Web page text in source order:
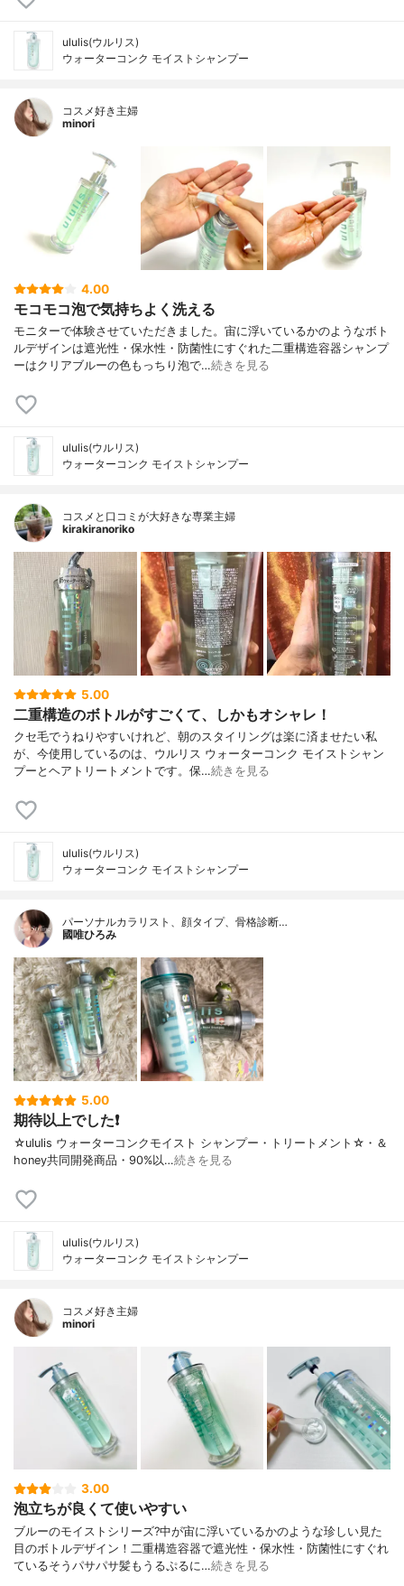
ululis(ウルリス)
ウォーターコンク モイストシャンプー
コスメ好き主婦
minori
4.00
モコモコ泡で気持ちよく洗える
モニターで体験させていただきました。宙に浮いているかのようなボト
ルデザインは遮光性・保水性・防菌性にすぐれた二重構造容器シャンプ
ーはクリアブルーの色もっちり泡で…続きを見る
ululis(ウルリス)
ウォーターコンク モイストシャンプー
コスメと口コミが大好きな専業主婦
kirakiranoriko
5.00
二重構造のボトルがすごくて、しかもオシャレ！
クセ毛でうねりやすいけれど、朝のスタイリングは楽に済ませたい私
が、今使用しているのは、ウルリス ウォーターコンク モイストシャン
プーとヘアトリートメントです。保…続きを見る
ululis(ウルリス)
ウォーターコンク モイストシャンプー
パーソナルカラリスト、顔タイプ、骨格診断…
國唯ひろみ
5.00
期待以上でした❗
☆ululis ウォーターコンクモイスト シャンプー・トリートメント☆・＆
honey共同開発商品・90%以…続きを見る
ululis(ウルリス)
ウォーターコンク モイストシャンプー
コスメ好き主婦
minori
3.00
泡立ちが良くて使いやすい
ブルーのモイストシリーズ?中が宙に浮いているかのような珍しい見た
目のボトルデザイン！二重構造容器で遮光性・保水性・防菌性にすぐれ
ているそうパサパサ髪もうるぷるに…続きを見る